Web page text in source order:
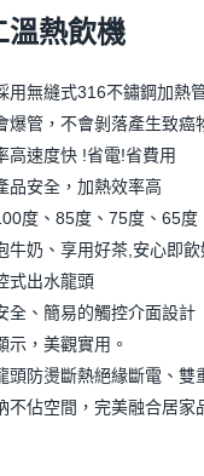
溫熱飲機
用無縫式316不鏽鋼加熱
爆管，不會剝落產生致癌
高速度快 !省電!省費用
品安全，加熱效率高
度、85度、75度、65度
牛奶、享用好茶,安心即
式出水龍頭
全、簡易的觸控介面設計
示，美觀實用。
頭防燙斷熱絕緣斷電、雙
不佔空間，完美融合居家